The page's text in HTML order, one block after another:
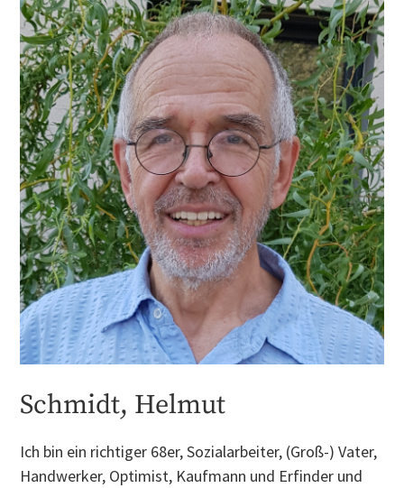
Schmidt, Helmut
Ich bin ein richtiger 68er, Sozialarbeiter, (Groß-) Vater,
Handwerker, Optimist, Kaufmann und Erfinder und